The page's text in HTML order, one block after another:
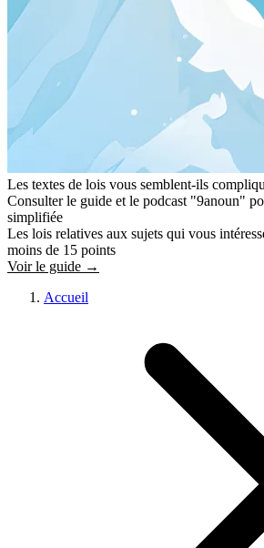
Les textes de lois vous semblent-ils
Consulter le guide et le podcast "9anoun"
simplifiée
Les lois relatives aux sujets qui vous
moins de 15 points
Voir le guide →
Accueil